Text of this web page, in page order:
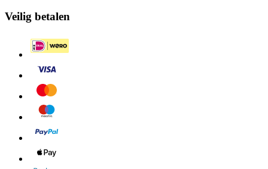
Veilig betalen